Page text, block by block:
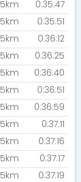
5km
0:35:47
5km
0:35:51
5km
0:36:12
5km
0:36:25
5km
0:36:40
5km
0:36:51
5km
0:36:59
5km
0:37:11
5km
0:37:16
5km
0:37:17
5km
0:37:19